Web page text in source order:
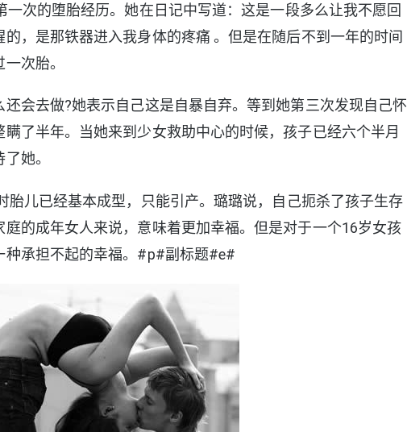
次的堕胎经历。她在日记中写道：这是一段多么让我不愿回
，是那铁器进入我身体的疼痛 。但是在随后不到一年的时间
次胎。
去做?她表示自己这是自暴自弃。等到她第三次发现自己怀
了半年。当她来到少女救助中心的时候，孩子已经六个半月
她。
儿已经基本成型，只能引产。璐璐说，自己扼杀了孩子生存
的成年女人来说，意味着更加幸福。但是对于一个16岁女孩
种承担不起的幸福。#p#副标题#e#